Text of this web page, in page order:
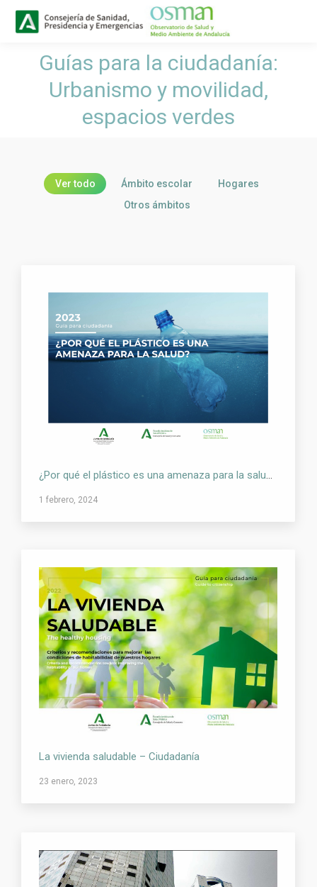
Guías para la ciudadanía:
Urbanismo y movilidad,
espacios verdes
Estás aquí:
Ver todo Ámbito escolar
Hogares
Otros ámbitos
¿Por qué el plástico es una amenaza para la salud? – Guía para la Ciudadanía
1 febrero, 2024
La vivienda saludable – Ciudadanía
23 enero, 2023